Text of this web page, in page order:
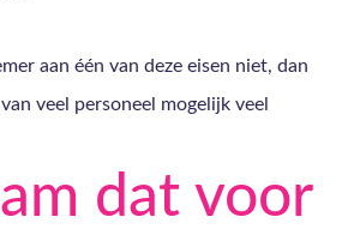
aan één van deze eisen niet, dan
veel personeel mogelijk veel
dat voor